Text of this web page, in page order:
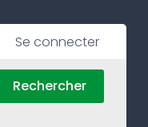
Se connecter
Rechercher